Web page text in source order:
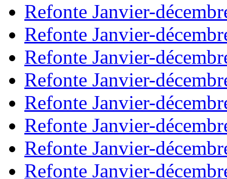
Refonte Janvier-
Refonte Janvier-
Refonte Janvier-
Refonte Janvier-
Refonte Janvier-
Refonte Janvier-
Refonte Janvier-
Refonte Janvier-